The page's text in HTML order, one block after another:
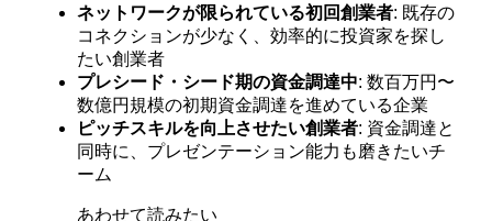
ネットワークが限られている初回創業者: 既存の
コネクションが少なく、効率的に投資家を探し
たい創業者
プレシード・シード期の資金調達中: 数百万円〜
数億円規模の初期資金調達を進めている企業
ピッチスキルを向上させたい創業者: 資金調達と
同時に、プレゼンテーション能力も磨きたいチ
ーム
あわせて読みたい